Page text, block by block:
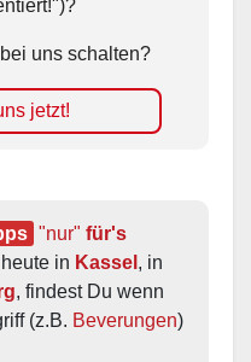
uns schalten?
jetzt!
"nur" für's
in Kassel
, findest Du wenn
(z.B. Beverungen)